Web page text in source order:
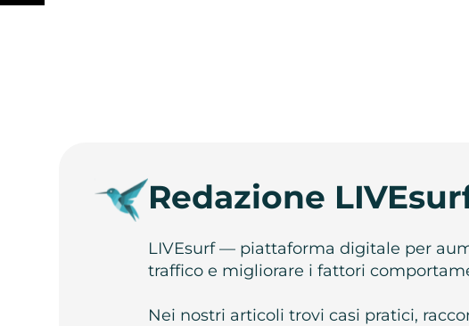
Redazione
LIVEsurf — piattaforma digitale per
traffico e migliorare i fattori
Nei nostri articoli trovi casi pratici,